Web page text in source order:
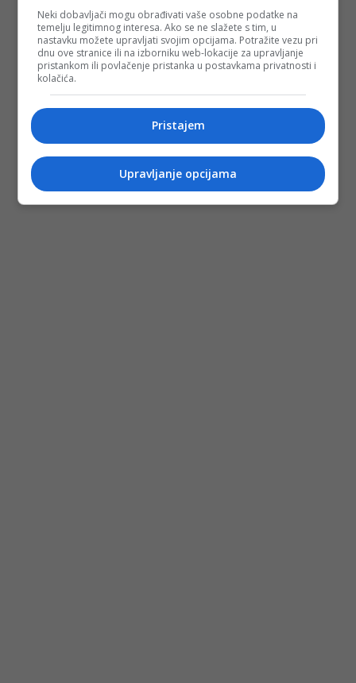
Neki dobavljači mogu obrađivati vaše osobne podatke na
temelju legitimnog interesa. Ako se ne slažete s tim, u
nastavku možete upravljati svojim opcijama. Potražite vezu pri
dnu ove stranice ili na izborniku web-lokacije za upravljanje
pristankom ili povlačenje pristanka u postavkama privatnosti i
kolačića.
Pristajem
Upravljanje opcijama